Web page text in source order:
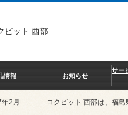
ピット 西部
情報 お知らせ
サー
2月 コクピット 西部は、福